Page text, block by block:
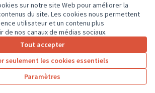
sur notre site Web pour améliorer la
du site. Les cookies nous permettent
utilisateur et un contenu plus
de nos canaux de médias sociaux.
Tout accepter
seulement les cookies essentiels
Paramètres
sur YouTube
externe)
libre Decidim .
Licence
(Lien